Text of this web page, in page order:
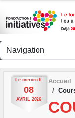
Le mercredi
08
AVRIL 2026
Accueil